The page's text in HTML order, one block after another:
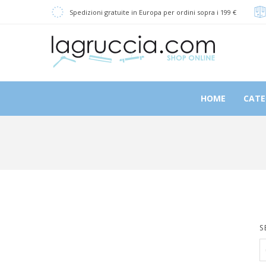
Spedizioni gratuite in Europa per ordini sopra i 199 €
HOME